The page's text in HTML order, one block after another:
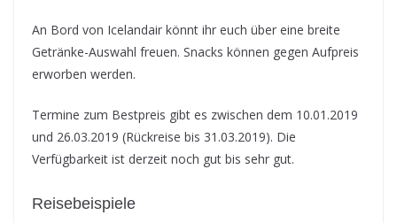
An Bord von Icelandair könnt ihr euch über eine breite
Getränke-Auswahl freuen. Snacks können gegen Aufpreis
erworben werden.
Termine zum Bestpreis gibt es zwischen dem 10.01.2019
und 26.03.2019 (Rückreise bis 31.03.2019). Die
Verfügbarkeit ist derzeit noch gut bis sehr gut.
Reisebeispiele